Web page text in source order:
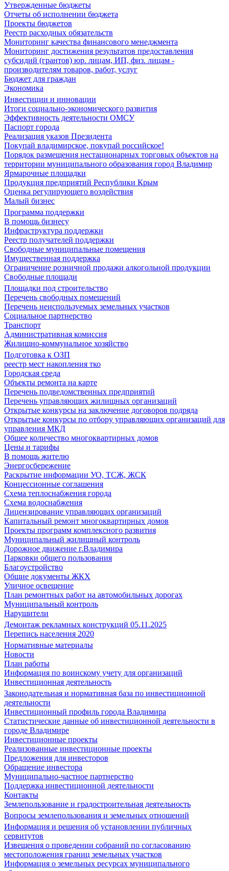
Утвержденные бюджеты
Отчеты об исполнении бюджета
Проекты бюджетов
Реестр расходных обязательств
Мониторинг качества финансового менеджмента
Мониторинг достижения результатов предоставления
субсидий (грантов) юр. лицам, ИП, физ. лицам -
производителям товаров, работ, услуг
Бюджет для граждан
Экономика
Инвестиции и инновации
Итоги социально-экономического развития
Эффективность деятельности ОМСУ
Паспорт города
Реализация указов Президента
Покупай владимирское, покупай российское!
Порядок размещения нестационарных торговых объектов на
территории муниципального образования город Владимир
Ярмарочные площадки
Продукция предприятий Республики Крым
Оценка регулирующего воздействия
Малый бизнес
Программа поддержки
В помощь бизнесу
Инфраструктура поддержки
Реестр получателей поддержки
Свободные муниципальные помещения
Имущественная поддержка
Ограничение розничной продажи алкогольной продукции
Свободные площади
Площадки под строительство
Перечень свободных помещений
Перечень неиспользуемых земельных участков
Социальное партнерство
Транспорт
Административная комиссия
Жилищно-коммунальное хозяйство
Подготовка к ОЗП
реестр мест накопления тко
Городская среда
Объекты ремонта на карте
Перечень подведомственных предприятий
Перечень управляющих жилищных организаций
Открытые конкурсы на заключение договоров подряда
Открытые конкурсы по отбору управляющих организаций для
управления МКД
Общее количество многоквартирных домов
Цены и тарифы
В помощь жителю
Энергосбережение
Раскрытие информации УО, ТСЖ, ЖСК
Концессионные соглашения
Схема теплоснабжения города
Схема водоснабжения
Лицензирование управляющих организаций
Капитальный ремонт многоквартирных домов
Проекты программ комплексного развития
Муниципальный жилищный контроль
Дорожное движение г.Владимира
Парковки общего пользования
Благоустройство
Общие документы ЖКХ
Уличное освещение
План ремонтных работ на автомобильных дорогах
Муниципальный контроль
Нарушители
Демонтаж рекламных конструкций 05.11.2025
Перепись населения 2020
Нормативные материалы
Новости
План работы
Информация по воинскому учету для организаций
Инвестиционная деятельность
Законодательная и нормативная база по инвестиционной
деятельности
Инвестиционный профиль города Владимира
Статистические данные об инвестиционной деятельности в
городе Владимире
Инвестиционные проекты
Реализованные инвестиционные проекты
Предложения для инвесторов
Обращение инвестора
Муниципально-частное партнерство
Поддержка инвестиционной деятельности
Контакты
Землепользование и градостроительная деятельность
Вопросы землепользования и земельных отношений
Информация и решения об установлении публичных
сервитутов
Извещения о проведении собраний по согласованию
местоположения границ земельных участков
Информация о земельных ресурсах муниципального